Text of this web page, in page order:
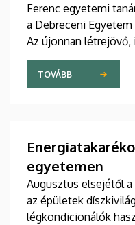
Ferenc egyetemi
a Debreceni
Az újonnan
fokozatosan kiépülő
célja, hogy a
emelje az intézmény
TOVÁBB
egyetemen
Augusztus elsejétől
az épületek
légkondicionálók